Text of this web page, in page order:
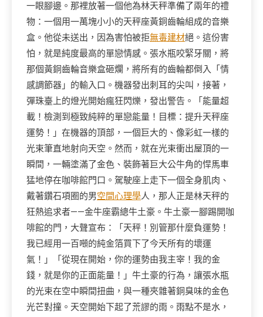
一眼腳邊。那裡放著一個他為林天秤準備了兩年的禮
物：一個用一萬塊小小的天秤座黃銅齒輪組成的音樂
盒。他從未送出，因為害怕被拒無毒建材絕。這份害
怕，就是純度最高的單戀情感。張水瓶咬緊牙關，將
那個黃銅齒輪音樂盒砸爛，將所有的齒輪都倒入「情
感調節器」的輸入口。機器發出刺耳的尖叫，接著，
彈珠臺上的燈光開始瘋狂閃爍，發出警告。「能量超
載！檢測到極致純粹的單戀能量！目標：提升天秤座
運勢！」在機器的頂部，一個巨大的、像彩虹一樣的
光束筆直地射向天空。然而，就在光束衝出屋頂的一
瞬間，一輛塗滿了金色、裝飾著巨大公牛角的悍馬車
猛地停在咖啡館門口。駕駛座上走下一個全身肌肉、
戴著鑽石項圈的男空間心理學人，那人正是林天秤的
狂熱追求者——金牛座霸總牛土豪。牛土豪一腳踢開咖
啡館的門，大聲宣布：「天秤！別管那什麼負運勢！
我已經用一百噸的純金箔買下了今天所有的壞運
氣！」「從現在開始，你的運勢由我主宰！我的金
錢，就是你的正面能量！」牛土豪的行為，讓張水瓶
的光束在空中瞬間扭曲，與一種夾雜著銅臭味的金色
光芒對撞。天空開始下起了荒謬的雨。雨點不是水，